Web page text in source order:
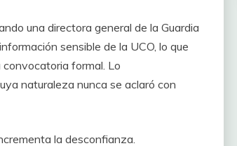
una directora general de la Guardia
sensible de la UCO, lo que
formal. Lo
naturaleza nunca se aclaró con
la desconfianza.